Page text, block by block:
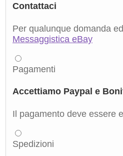
Contattaci
Per qualunque domanda
Messaggistica eBay
Pagamenti
Accettiamo Paypal e
Il pagamento deve essere
Spedizioni